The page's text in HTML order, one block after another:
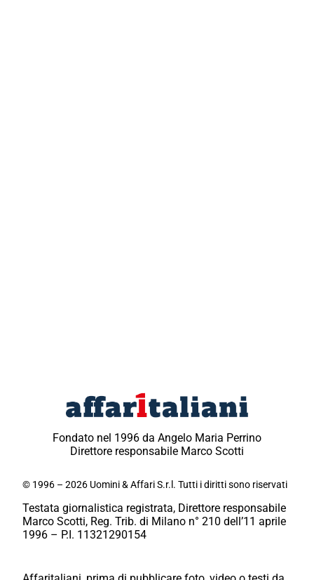
Fondato nel 1996 da Angelo Maria Perrino
Direttore responsabile Marco Scotti
© 1996 – 2026 Uomini & Affari S.r.l. Tutti i diritti sono riservati
Testata giornalistica registrata, Direttore responsabile
Marco Scotti, Reg. Trib. di Milano n° 210 dell’11 aprile
1996 – P.I. 11321290154